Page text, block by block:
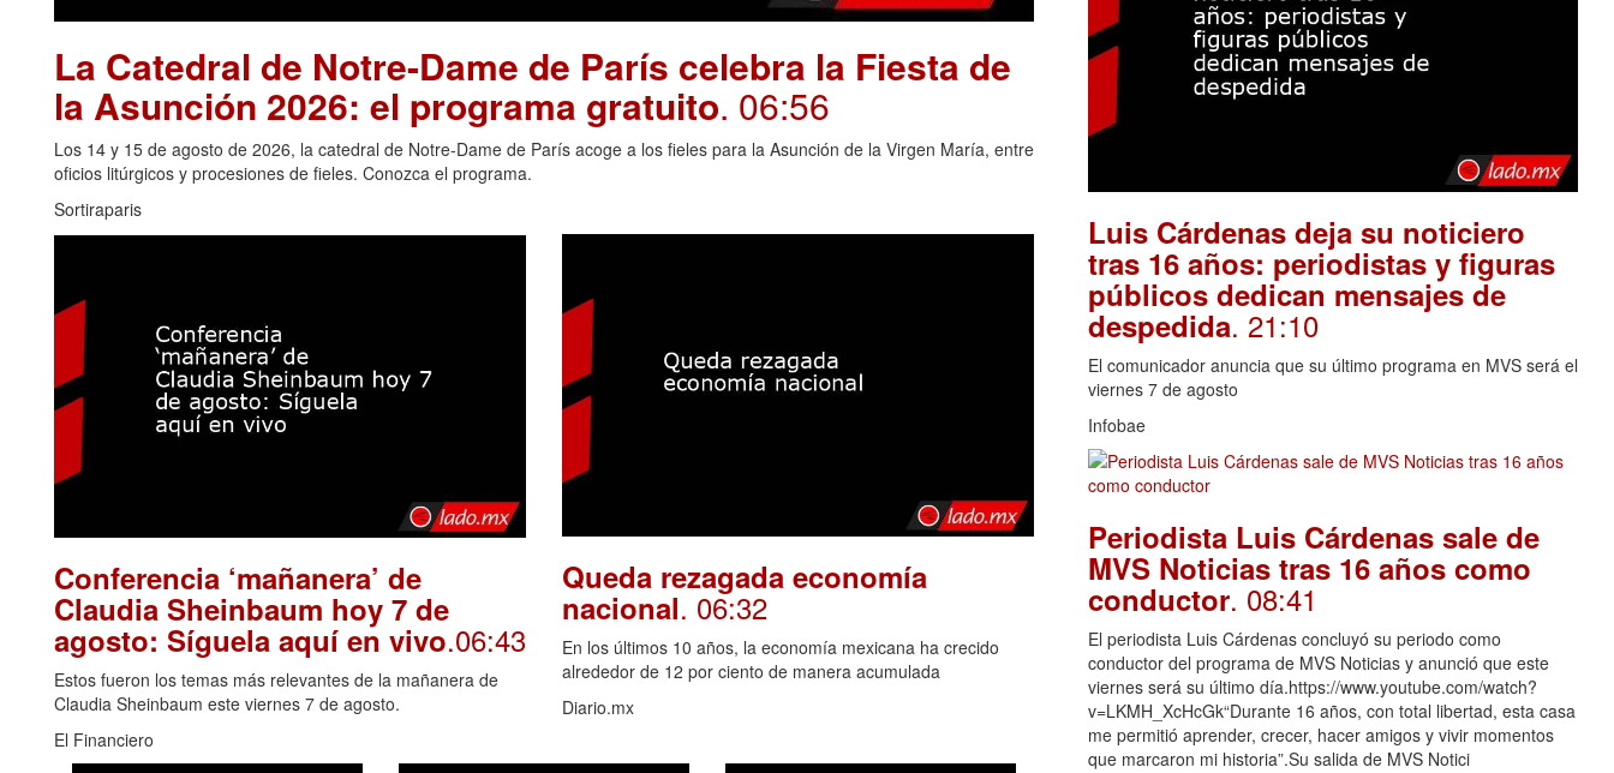
La Catedral de Notre-Dame de París celebra la Fiesta de
la Asunción 2026: el programa gratuito. 06:56
Los 14 y 15 de agosto de 2026, la catedral de Notre-Dame de París acoge a los fieles para la Asunción de la Virgen María, entre
oficios litúrgicos y procesiones de fieles. Conozca el programa.
Sortiraparis
Conferencia ‘mañanera’ de
Claudia Sheinbaum hoy 7 de
agosto: Síguela aquí en vivo.06:43
Estos fueron los temas más relevantes de la mañanera de
Claudia Sheinbaum este viernes 7 de agosto.
El Financiero
Queda rezagada economía
nacional. 06:32
En los últimos 10 años, la economía mexicana ha crecido
alrededor de 12 por ciento de manera acumulada
Diario.mx
Luis Cárdenas deja su noticiero
tras 16 años: periodistas y figuras
públicos dedican mensajes de
despedida. 21:10
El comunicador anuncia que su último programa en MVS será el
viernes 7 de agosto
Infobae
Periodista Luis Cárdenas sale de
MVS Noticias tras 16 años como
conductor. 08:41
El periodista Luis Cárdenas concluyó su periodo como
conductor del programa de MVS Noticias y anunció que este
viernes será su último día.https://www.youtube.com/watch?
v=LKMH_XcHcGk“Durante 16 años, con total libertad, esta casa
me permitió aprender, crecer, hacer amigos y vivir momentos
que marcaron mi historia”.Su salida de MVS Notici